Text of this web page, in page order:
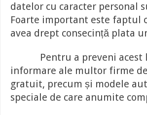
datelor cu caracter personal
Foarte important este faptul
avea drept consecință plata
Pentru a preveni acest
informare ale multor firme
gratuit, precum și modele
speciale de care anumite